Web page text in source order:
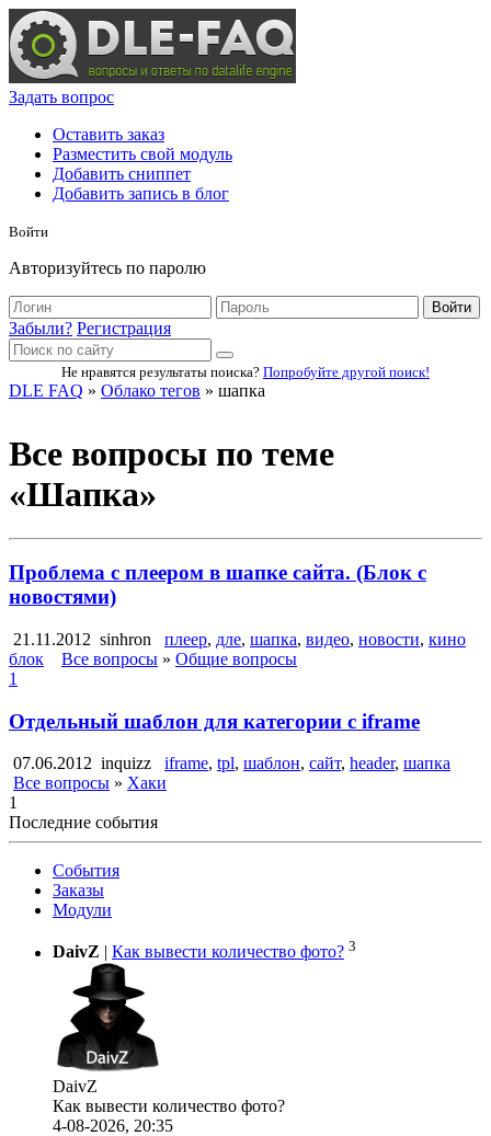
Задать вопрос
Оставить заказ
Разместить свой модуль
Добавить сниппет
Добавить запись в блог
Войти
Авторизуйтесь по паролю
Войти
Забыли? Регистрация
Не нравятся результаты поиска? Попробуйте другой поиск!
DLE FAQ » Облако тегов » шапка
Все вопросы по теме
«Шапка»
Проблема с плеером в шапке сайта. (Блок с
новостями)
21.11.2012 sinhron плеер, дле, шапка, видео, новости, кино
блок
Все вопросы » Общие вопросы
1
Отдельный шаблон для категории с iframe
07.06.2012 inquizz iframe, tpl, шаблон, сайт, header, шапка
Все вопросы » Хаки
1
Последние события
События
Заказы
Модули
DaivZ Как вывести количество фото? 3
DaivZ
Как вывести количество фото?
4-08-2026, 20:35